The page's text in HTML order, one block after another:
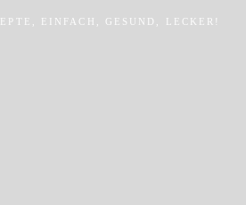
EINFACH, GESUND, LECKER!